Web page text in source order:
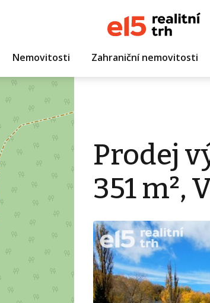
Nemovitosti Zahraniční nemovitosti
Prodej
351 m²,